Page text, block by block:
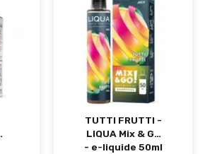
TUTTI FRUTTI -
LIQUA Mix & Go
- e-liquide 50ml